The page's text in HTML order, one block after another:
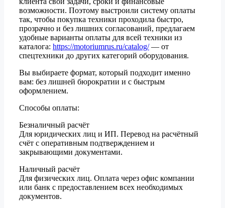
возможности. Поэтому выстроили систему оплаты
так, чтобы покупка техники проходила быстро,
прозрачно и без лишних согласований, предлагаем
удобные варианты оплаты для всей техники из
каталога: https://motoriumrus.ru/catalog/— от
спецтехники до других категорий оборудования.
Вы выбираете формат, который подходит именно
вам: без лишней бюрократии и с быстрым
оформлением.
Способы оплаты:
Безналичный расчёт
Для юридических лиц и ИП. Перевод на расчётный
счёт с оперативным подтверждением и
закрывающими документами.
Наличный расчёт
Для физических лиц. Оплата через офис компании
или банк с предоставлением всех необходимых
документов.